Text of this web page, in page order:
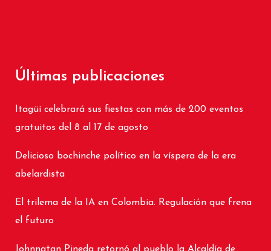
Últimas publicaciones
Itagüí celebrará sus fiestas con más de 200 eventos
gratuitos del 8 al 17 de agosto
Delicioso bochinche político en la víspera de la era
abelardista
El trilema de la IA en Colombia. Regulación que frena
el futuro